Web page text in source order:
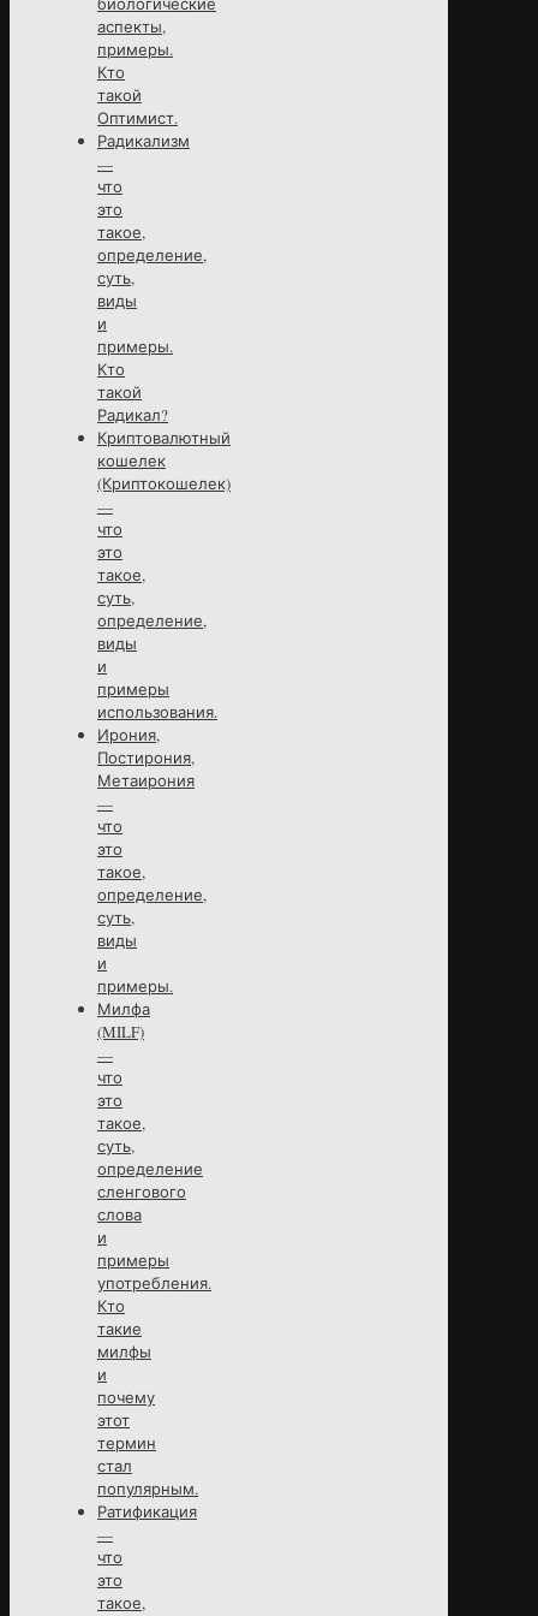
аспекты,
примеры.
Кто
такой
Оптимист.
Радикализм
—
что
это
такое,
определение,
суть,
виды
и
примеры.
Кто
такой
Радикал?
Криптовалютный
кошелек
(Криптокошелек)
—
что
это
такое,
суть,
определение,
виды
и
примеры
использования.
Ирония,
Постирония,
Метаирония
—
что
это
такое,
определение,
суть,
виды
и
примеры.
Милфа
(MILF)
—
что
это
такое,
суть,
определение
сленгового
слова
и
примеры
употребления.
Кто
такие
милфы
и
почему
этот
термин
стал
популярным.
Ратификация
—
что
это
такое,